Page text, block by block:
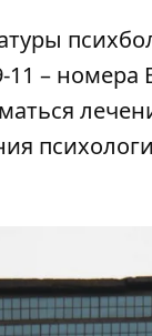
11 – номера